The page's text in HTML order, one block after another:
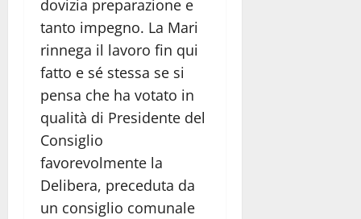
dovizia preparazione e
tanto impegno. La Mari
rinnega il lavoro fin qui
fatto e sé stessa se si
pensa che ha votato in
qualità di Presidente del
Consiglio
favorevolmente la
Delibera, preceduta da
un consiglio comunale